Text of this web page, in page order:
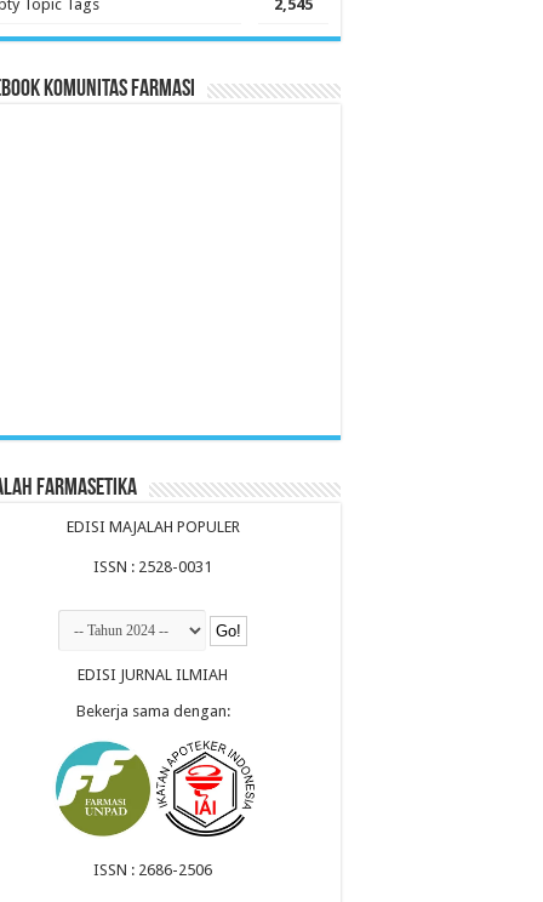
Topic Tags 2,545
Komunitas Farmasi
Farmasetika
EDISI MAJALAH POPULER
ISSN : 2528-0031
EDISI JURNAL ILMIAH
Bekerja sama dengan:
ISSN : 2686-2506